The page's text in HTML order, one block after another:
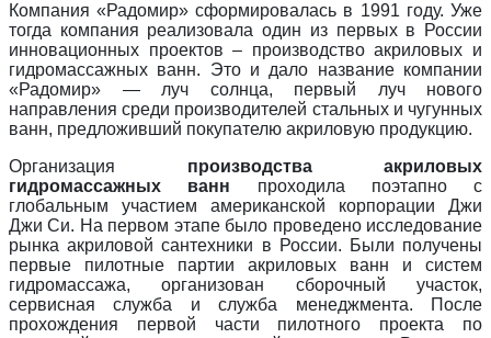
Компания «Радомир» сформировалась в 1991 году. Уже
тогда компания реализовала один из первых в России
инновационных проектов – производство акриловых и
гидромассажных ванн. Это и дало название компании
«Радомир» — луч солнца, первый луч нового
направления среди производителей стальных и чугунных
ванн, предложивший покупателю акриловую продукцию.
Организация производства акриловых
гидромассажных ванн проходила поэтапно с
глобальным участием американской корпорации Джи
Джи Си. На первом этапе было проведено исследование
рынка акриловой сантехники в России. Были получены
первые пилотные партии акриловых ванн и систем
гидромассажа, организован сборочный участок,
сервисная служба и служба менеджмента. После
прохождения первой части пилотного проекта по